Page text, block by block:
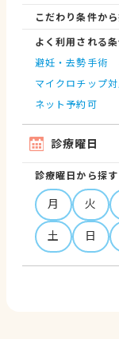
こだわり条件か
よく利用される
避妊・去勢手術
マイクロチップ
ネット予約可
診療曜日
診療曜日から探す
月 火
土
日